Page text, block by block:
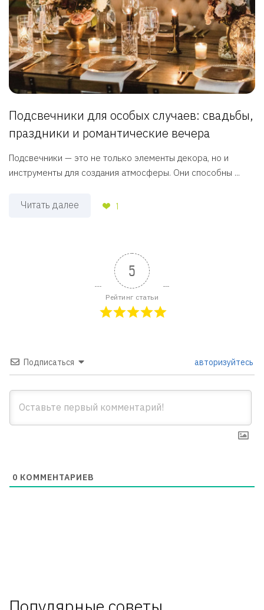
Подсвечники для особых случаев: свадьбы,
праздники и романтические вечера
Подсвечники — это не только элементы декора, но и
инструменты для создания атмосферы. Они способны ...
Читать далее 1
5
Рейтинг статьи
Подписаться авторизуйтесь
0 КОММЕНТАРИЕВ